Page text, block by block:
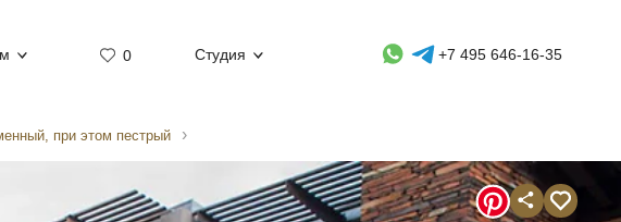
0 Студия Whatsapp контакт
Telegram контакт
+7 495 646-16-35
при этом пестрый